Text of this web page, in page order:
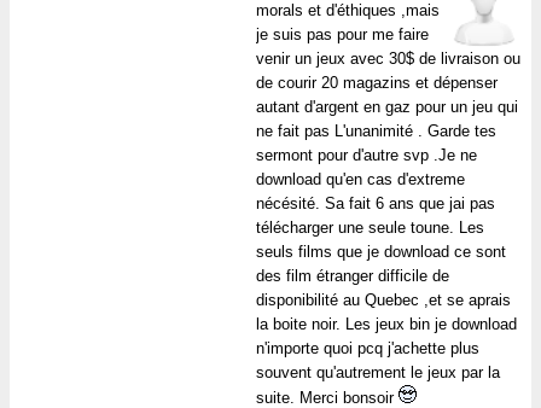
morals et d'éthiques ,mais
je suis pas pour me faire
venir un jeux avec 30$ de livraison ou
de courir 20 magazins et dépenser
autant d'argent en gaz pour un jeu qui
ne fait pas L'unanimité . Garde tes
sermont pour d'autre svp .Je ne
download qu'en cas d'extreme
nécésité. Sa fait 6 ans que jai pas
télécharger une seule toune. Les
seuls films que je download ce sont
des film étranger difficile de
disponibilité au Quebec ,et se aprais
la boite noir. Les jeux bin je download
n'importe quoi pcq j'achette plus
souvent qu'autrement le jeux par la
suite. Merci bonsoir